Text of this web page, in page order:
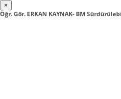
×
Öğr. Gör. ERKAN KAYNAK- BM